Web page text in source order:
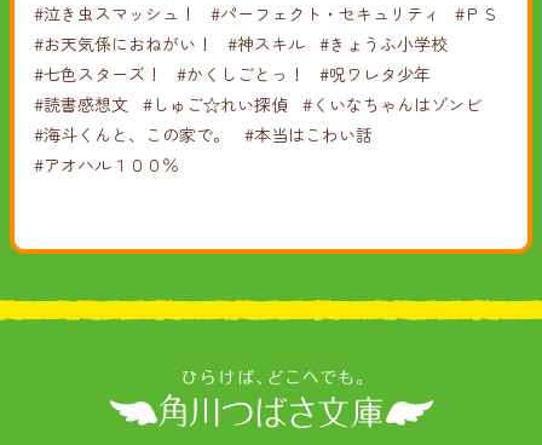
#泣き虫スマッシュ！
#パーフェクト・セキュリティ
#ＰＳ
#お天気係におねがい！
#神スキル #きょうふ小学校
#七色スターズ！
#かくしごとっ！
#呪ワレタ少年
#読書感想文
#しゅご☆れい探偵 #くいなちゃんはゾンビ
#海斗くんと、この家で。
#本当はこわい話
#アオハル１００％